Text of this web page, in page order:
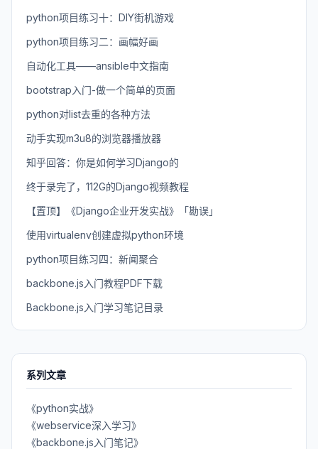
python项目练习十：DIY街机游戏
python项目练习二：画幅好画
自动化工具——ansible中文指南
bootstrap入门-做一个简单的页面
python对list去重的各种方法
动手实现m3u8的浏览器播放器
知乎回答：你是如何学习Django的
终于录完了，112G的Django视频教程
【置顶】《Django企业开发实战》「勘误」
使用virtualenv创建虚拟python环境
python项目练习四：新闻聚合
backbone.js入门教程PDF下载
Backbone.js入门学习笔记目录
系列文章
《python实战》
《webservice深入学习》
《backbone.js入门笔记》